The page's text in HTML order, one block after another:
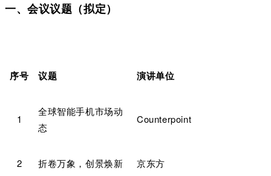
一、会议议题（拟定）
序号 议题 演讲单位
1
全球智能手机市场动
态
Counterpoint
2 折卷万象，创景焕新 京东方